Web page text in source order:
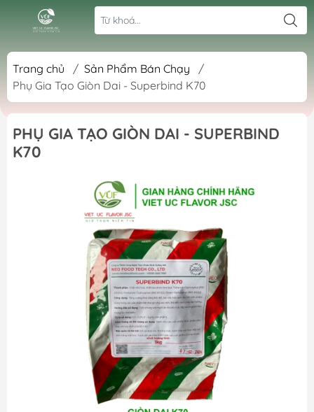
Trang chủ / Sản Phẩm Bán Chạy
/
Phụ Gia Tạo Giòn Dai - Superbind K70
PHỤ GIA TẠO GIÒN DAI - SUPERBIND
K70